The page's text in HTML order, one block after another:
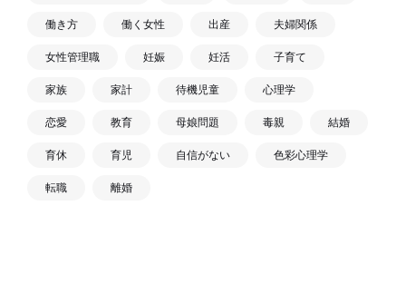
働き方 働く女性 出産 夫婦関係
女性管理職 妊娠 妊活 子育て
家族 家計 待機児童 心理学
恋愛 教育 母娘問題 毒親 結婚
育休 育児 自信がない 色彩心理学
転職 離婚